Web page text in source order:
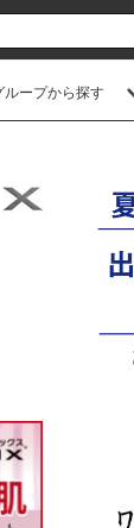
ループから探す